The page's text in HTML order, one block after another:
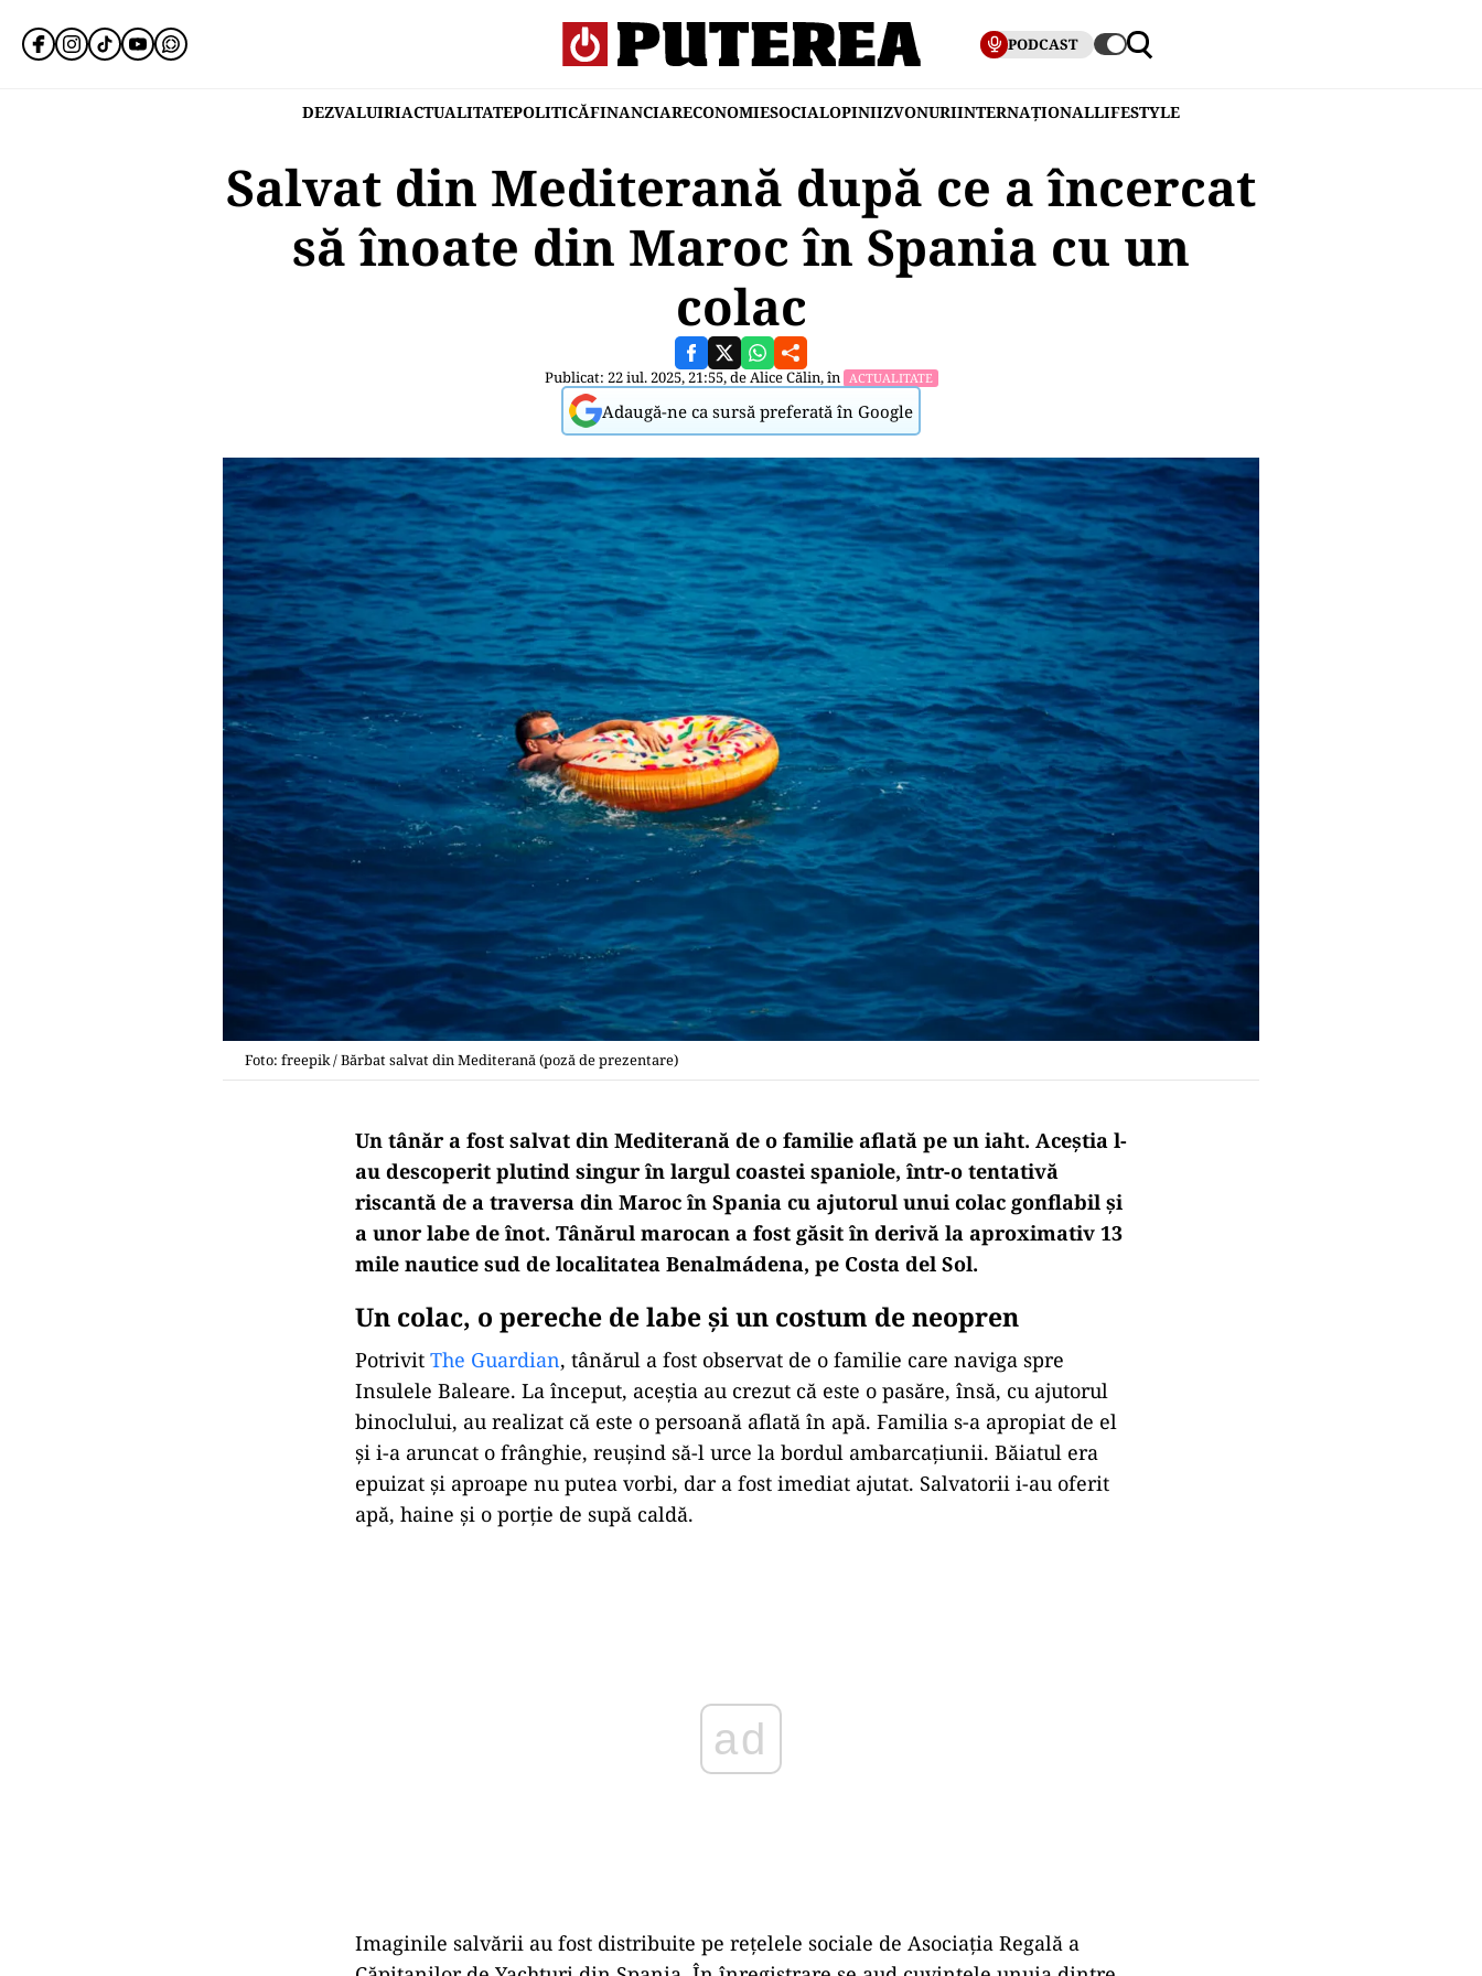
PODCAST
DEZVALUIRIACTUALITATEPOLITICĂFINANCIARECONOMIESOCIALOPINIIZVONURIINTERNAȚIONALLIFESTYLE
Salvat din Mediterană după ce a încercat
să înoate din Maroc în Spania cu un
colac
Publicat: 22 iul. 2025, 21:55, deAlice Călin, în ACTUALITATE
Adaugă-ne ca sursă preferată în Google
Foto: freepik / Bărbat salvat din Mediterană (poză de prezentare)
Un tânăr a fost salvat din Mediterană de o familie aflată pe un iaht. Aceștia l-
au descoperit plutind singur în largul coastei spaniole, într-o tentativă
riscantă de a traversa din Maroc în Spania cu ajutorul unui colac gonflabil și
a unor labe de înot. Tânărul marocan a fost găsit în derivă la aproximativ 13
mile nautice sud de localitatea Benalmádena, pe Costa del Sol.
Un colac, o pereche de labe și un costum de neopren
Potrivit The Guardian, tânărul a fost observat de o familie care naviga spre
Insulele Baleare. La început, aceștia au crezut că este o pasăre, însă, cu ajutorul
binoclului, au realizat că este o persoană aflată în apă. Familia s-a apropiat de el
și i-a aruncat o frânghie, reușind să-l urce la bordul ambarcațiunii. Băiatul era
epuizat și aproape nu putea vorbi, dar a fost imediat ajutat. Salvatorii i-au oferit
apă, haine și o porție de supă caldă.
Imaginile salvării au fost distribuite pe rețelele sociale de Asociația Regală a